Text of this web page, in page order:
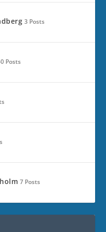
3 Posts
Posts
7 Posts